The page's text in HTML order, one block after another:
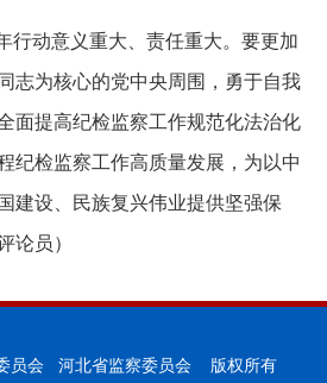
行动意义重大、责任重大。要更加
志为核心的党中央周围，勇于自我
面提高纪检监察工作规范化法治化
纪检监察工作高质量发展，为以中
建设、民族复兴伟业提供坚强保
论员）
员会 河北省监察委员会 版权所有